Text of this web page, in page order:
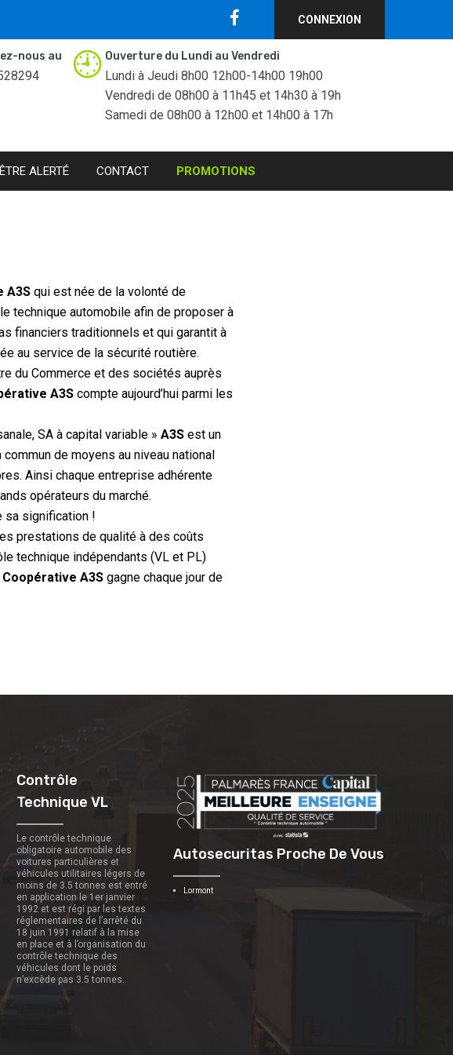
CONNEXION
nous au Ouverture du Lundi au Vendredi
Lundi à Jeudi 8h00 12h00-14h00 19h00
Vendredi de 08h00 à 11h45 et 14h30 à 19h
Samedi de 08h00 à 12h00 et 14h00 à 17h
ÊTRE ALERTÉ CONTACT PROMOTIONS
A3Squi est née de la volonté de
technique automobile afin de proposer à
financiers traditionnels et qui garantit à
au service de la sécurité routière.
du Commerce et des sociétés auprès
A3Scompte aujourd’hui parmi les
SA à capital variable » A3Sest un
de moyens au niveau national
Ainsi chaque entreprise adhérente
opérateurs du marché.
sa signification !
prestations de qualité à des coûts
technique indépendants (VL et PL)
Coopérative A3Sgagne chaque jour de
Contrôle
Technique VL
Le contrôle technique
obligatoire automobile des
voitures particulières et
véhicules utilitaires légers de
moins de 3.5 tonnes est entré
en application le 1er janvier
1992 et est régi par les textes
réglementaires de l’arrêté du
18 juin 1991 relatif à la mise
en place et à l’organisation du
contrôle technique des
véhicules dont le poids
n’excède pas 3.5 tonnes.
Autosecuritas Proche De Vous
Lormont